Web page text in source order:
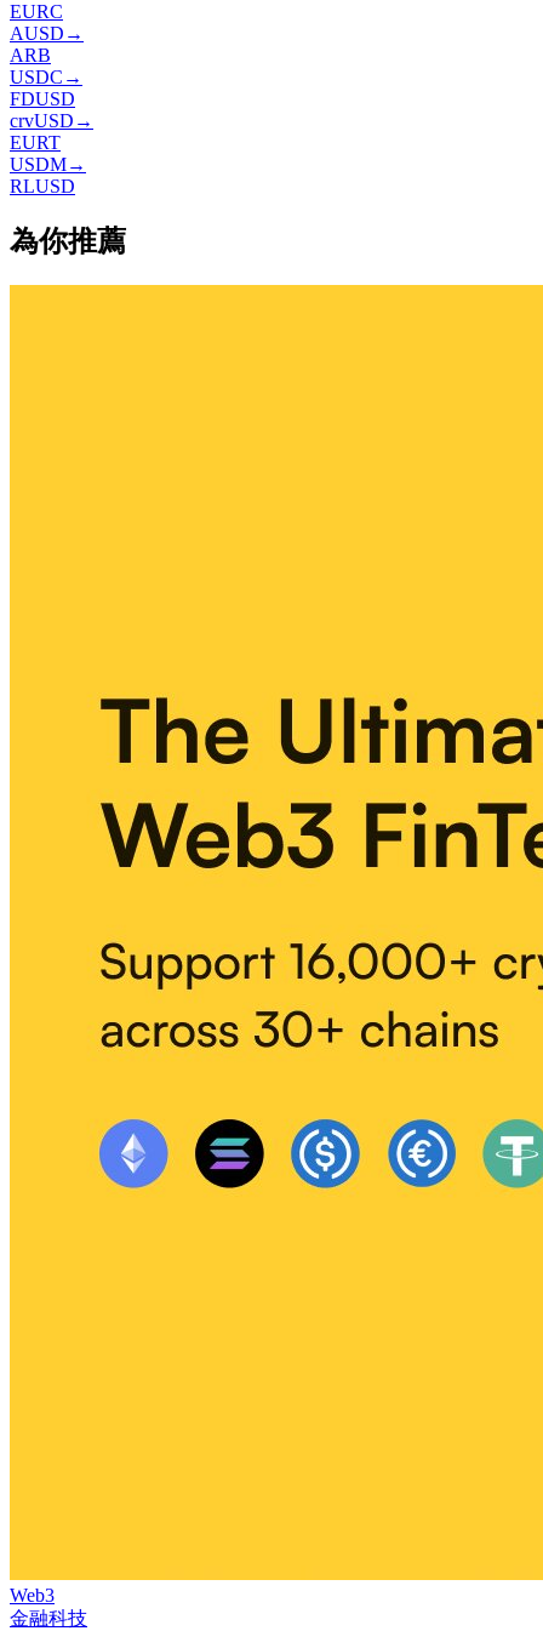
EURC
AUSD →
ARB
USDC →
FDUSD
crvUSD →
EURT
USDM→
RLUSD
為你推薦
Web3
金融科技